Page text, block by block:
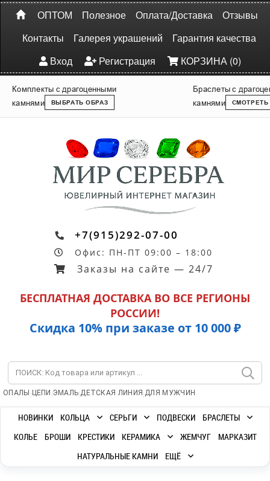
ОПТОМ Полезное Оплата/Доставка
Отзывы
Контакты
Галерея украшений
Гарантия качества
Вход
Регистрация КОРЗИНА (0)
Комплекты с драгоценными
камнями
ВЫБРАТЬ ОБРАЗ
Браслеты с
камнями
СМОТРЕТЬ
+7(915)292-07-00
Офис: ПН-ПТ 09:00 – 18:00
Заказы на сайте — 24/7
БЕСПЛАТНАЯ ДОСТАВКА ВО ВСЕ РЕГИОНЫ
РОССИИ!
Скидка 10% при заказе от 10 000 ₽
ОПАЛЫ | ЦЕПИ |ЭМАЛЬ|ДЕТСКАЯ ЛИНИЯ |ДЛЯ МУЖЧИН
НОВИНКИ КОЛЬЦА СЕРЬГИ ПОДВЕСКИ
БРАСЛЕТЫ
КОЛЬЕ
БРОШИ КРЕСТИКИ КЕРАМИКА ЖЕМЧУГ
МАРКАЗИТ
НАТУРАЛЬНЫЕ КАМНИ
ЕЩЁ